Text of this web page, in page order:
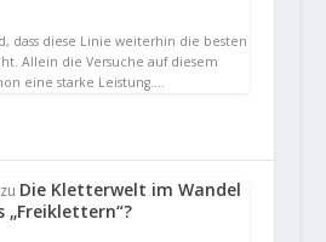
dass diese Linie weiterhin die besten
Allein die Versuche auf diesem
eine starke Leistung.…
Die Kletterwelt im Wandel
„Freiklettern“?